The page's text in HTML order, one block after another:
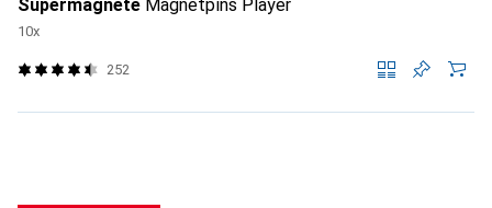
Supermagnete Magnetpins Player
10x
252